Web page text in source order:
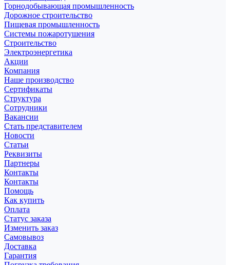
Горнодобывающая промышленность
Дорожное строительство
Пищевая промышленность
Системы пожаротушения
Строительство
Электроэнергетика
Акции
Компания
Наше производство
Сертификаты
Структура
Сотрудники
Вакансии
Стать представителем
Новости
Статьи
Реквизиты
Партнеры
Контакты
Контакты
Помощь
Как купить
Оплата
Статус заказа
Изменить заказ
Самовывоз
Доставка
Гарантия